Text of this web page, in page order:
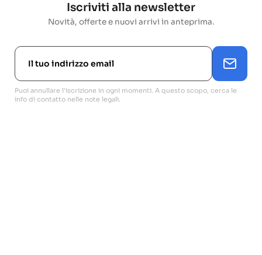
Iscriviti alla newsletter
Novità, offerte e nuovi arrivi in anteprima.
Puoi annullare l'iscrizione in ogni momenti. A questo scopo, cerca le
info di contatto nelle note legali.